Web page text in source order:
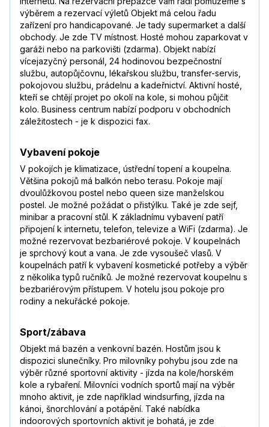
výběrem a rezervací výletů Objekt má celou řadu
zařízení pro handicapované. Je tady supermarket a další
obchody. Je zde TV místnost. Hosté mohou zaparkovat v
garáži nebo na parkovišti (zdarma). Objekt nabízí
vícejazyčný personál, 24 hodinovou bezpečnostní
službu, autopůjčovnu, lékařskou službu, transfer-servis,
pokojovou službu, prádelnu a kadeřnictví. Aktivní hosté,
kteří se chtějí projet po okolí na kole, si mohou půjčit
kolo. Business centrum nabízí podporu v obchodních
záležitostech - je k dispozici fax.
Vybavení pokoje
V pokojích je klimatizace, ústřední topení a koupelna.
Většina pokojů má balkón nebo terasu. Pokoje mají
dvoulůžkovou postel nebo queen size manželskou
postel. Je možné požádat o přistýlku. Také je zde sejf,
minibar a pracovní stůl. K základnímu vybavení patří
připojení k internetu, telefon, televize a WiFi (zdarma). Je
možné rezervovat bezbariérové pokoje. V koupelnách
je sprchový kout a vana. Je zde vysoušeč vlasů. V
koupelnách patří k vybavení kosmetické potřeby a výběr
z několika typů ručníků. Je možné rezervovat koupelnu s
bezbariérovým přístupem. V hotelu jsou pokoje pro
rodiny a nekuřácké pokoje.
Sport/zábava
Objekt má bazén a venkovní bazén. Hostům jsou k
dispozici slunečníky. Pro milovníky pohybu jsou zde na
výběr různé sportovní aktivity - jízda na kole/horském
kole a rybaření. Milovníci vodních sportů mají na výběr
mnoho aktivit, je zde například windsurfing, jízda na
kánoi, šnorchlování a potápění. Také nabídka
indoorových sportovních aktivit je bohatá, je zde